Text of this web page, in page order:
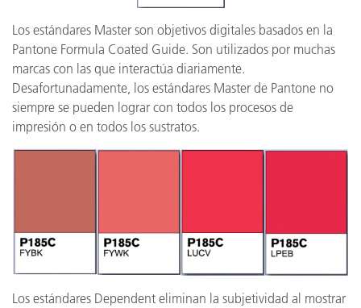
Los estándares Master son objetivos digitales basados en la
Pantone Formula Coated Guide. Son utilizados por muchas
marcas con las que interactúa diariamente.
Desafortunadamente, los estándares Master de Pantone no
siempre se pueden lograr con todos los procesos de
impresión o en todos los sustratos.
Los estándares Dependent eliminan la subjetividad al mostrar